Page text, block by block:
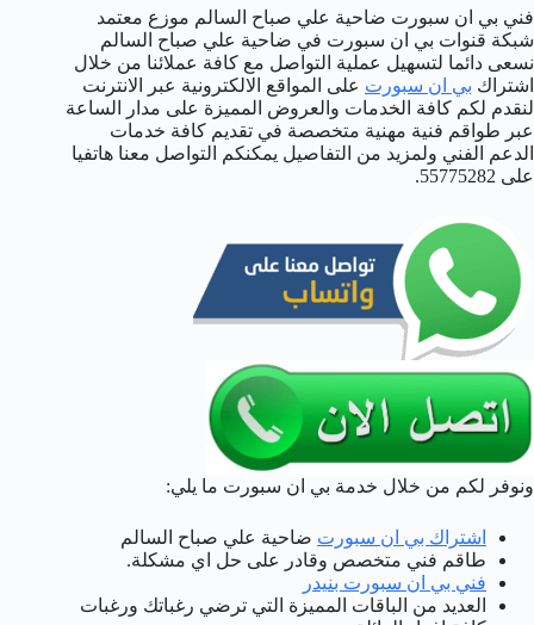
فني بي ان سبورت ضاحية علي صباح السالم موزع معتمد
شبكة قنوات بي ان سبورت في ضاحية علي صباح السالم
نسعى دائما لتسهيل عملية التواصل مع كافة عملائنا من خلال
اشتراك بي ان سبورت على المواقع الالكترونية عبر الانترنت
لنقدم لكم كافة الخدمات والعروض المميزة على مدار الساعة
عبر طواقم فنية مهنية متخصصة في تقديم كافة خدمات
الدعم الفني ولمزيد من التفاصيل يمكنكم التواصل معنا هاتفيا
على 55775282.
ونوفر لكم من خلال خدمة بي ان سبورت ما يلي:
اشتراك بي ان سبورت ضاحية علي صباح السالم
طاقم فني متخصص وقادر على حل اي مشكلة.
فني بي ان سبورت بنيدر
العديد من الباقات المميزة التي ترضي رغباتك ورغبات